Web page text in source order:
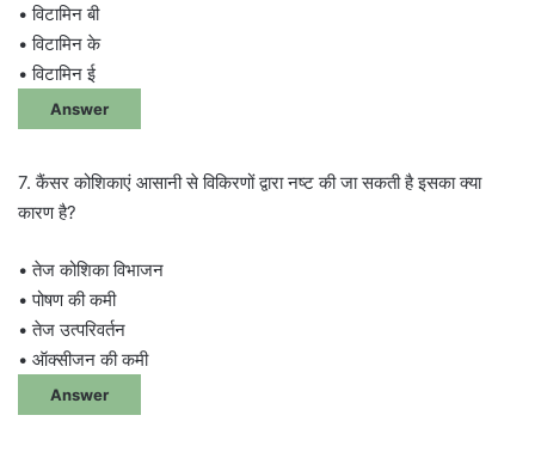
• विटामिन बी
• विटामिन के
• विटामिन ई
Answer
7. कैंसर कोशिकाएं आसानी से विकिरणों द्वारा नष्ट की जा सकती है इसका क्या
कारण है?
• तेज कोशिका विभाजन
• पोषण की कमी
• तेज उत्परिवर्तन
• ऑक्सीजन की कमी
Answer